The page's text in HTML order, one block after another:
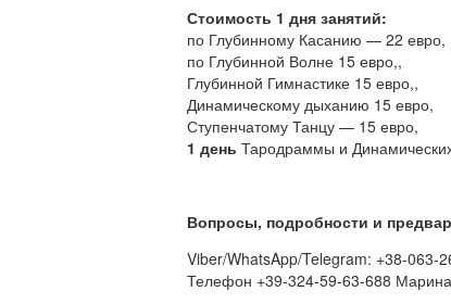
Стоимость 1 дня занятий:
по Глубинному Касанию — 22 евро,
по Глубинной Волне 15 евро,,
Глубинной Гимнастике 15 евро,,
Динамическому дыханию 15 евро,
Ступенчатому Танцу — 15 евро,
1 день Тародраммы и
Вопросы, подробности и
Viber/WhatsApp/Telegram: +38-063-
Телефон +39-324-59-63-688 Марина